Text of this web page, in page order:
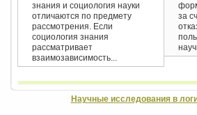
знания и социология науки
отличаются по предмету
рассмотрения. Если
социология знания
рассматривает
взаимозависимость...
за
Научные исследования в